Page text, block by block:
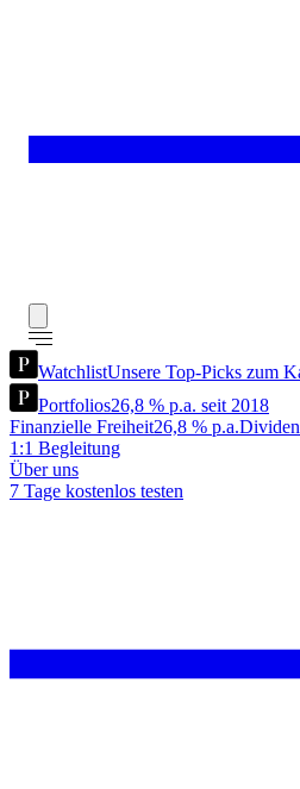
WatchlistUnsere Top-Picks zum
Portfolios26,8 % p.a. seit 2018
Finanzielle Freiheit26,8 % p.a.
1:1 Begleitung
Über uns
7 Tage kostenlos testen